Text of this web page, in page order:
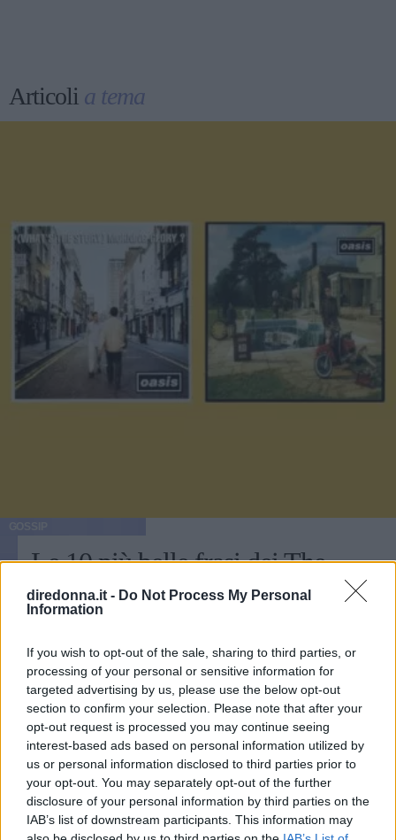
diredonna.it - Do Not Process My Personal
Information
If you wish to opt-out of the sale, sharing to third parties, or
processing of your personal or sensitive information for
targeted advertising by us, please use the below opt-out
section to confirm your selection. Please note that after your
opt-out request is processed you may continue seeing
interest-based ads based on personal information utilized by
us or personal information disclosed to third parties prior to
your opt-out. You may separately opt-out of the further
disclosure of your personal information by third parties on the
IAB’s list of downstream participants. This information may
Articoli a tema
Le 10 più belle frasi dei The
Oasis, che ora possiamo tornare
Mentre The Oasis si esibiscono in tutto il mondo, tornando
sui palchi con la loro musica, abbiamo scelto le 10 più
belle frasi delle loro canzoni: quali sono le vostre?
PERDITA DURANGO